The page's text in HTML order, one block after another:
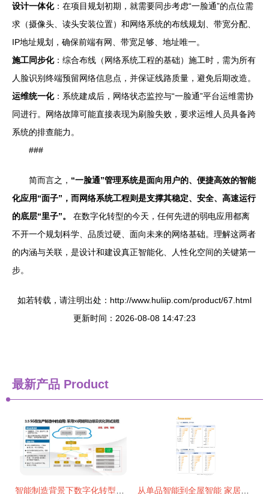
设计一体化：在项目规划初期，就需要同步考虑“一脸通”的点位需
求（摄像头、读头安装位置）和网络系统的布线规划、带宽分配、
IP地址规划，确保前端有网、带宽足够、地址唯一。
施工同步化：综合布线（网络系统工程的基础）施工时，需为所有
人脸识别终端预留网络信息点，并保证线路质量，避免后期改造。
运维统一化：系统建成后，网络状态监控与“一脸通”平台运维需协
同进行。网络故障可能直接表现为刷脸失败，要求运维人员具备跨
系统的排查能力。
###
简而言之， “一脸通”管理系统是面向用户的、便捷高效的智能
化应用“面子”，而网络系统工程则是支撑其稳定、安全、高速运行
的底层“里子”。
在数字化转型的今天，任何先进的弱电应用都离
不开一个规划科学、品质过硬、面向未来的网络基础。理解这两者
的内涵与关联，是设计和建设真正智能化、人性化空间的关键第一
步。
如若转载，请注明出处：http://www.huliip.com/product/67.html
更新时间：2026-08-08 14:47:23
最新产品 Product
智能制造背景下数字化转型与智慧工厂建设解决方案——信息系统集成的关键作用 从单品智能到全屋智能 家居行业5大年度趋势盘点